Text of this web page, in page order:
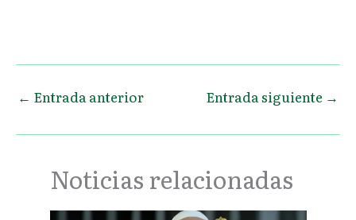
← Entrada anterior Entrada siguiente →
Noticias relacionadas